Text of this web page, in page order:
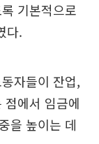
기본적으로
다.
자들이 잔업,
에서 임금에
을 높이는 데